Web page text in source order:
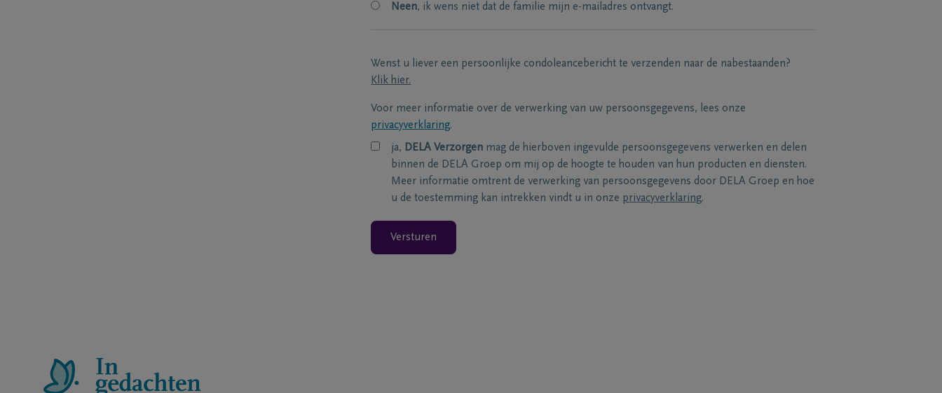
Neen, ik wens niet dat de familie mijn e-mailadres ontvangt.
Wenst u liever een persoonlijke condoleancebericht te verzenden naar de nabestaanden?
Klik hier.
Voor meer informatie over de verwerking van uw persoonsgegevens, lees onze
privacyverklaring.
ja, DELA Verzorgen mag de hierboven ingevulde persoonsgegevens verwerken en delen
binnen de DELA Groep om mij op de hoogte te houden van hun producten en diensten.
Meer informatie omtrent de verwerking van persoonsgegevens door DELA Groep en hoe
u de toestemming kan intrekken vindt u in onze privacyverklaring.
Versturen